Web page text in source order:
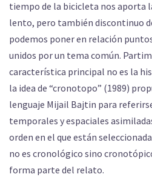
tiempo de la bicicleta nos aporta
lento, pero también discontinuo
podemos poner en relación
unidos por un tema común.
característica principal no es la
la idea de “cronotopo” (1989)
lenguaje Mijail Bajtin para
temporales y espaciales
orden en el que están
no es cronológico sino
forma parte del relato.